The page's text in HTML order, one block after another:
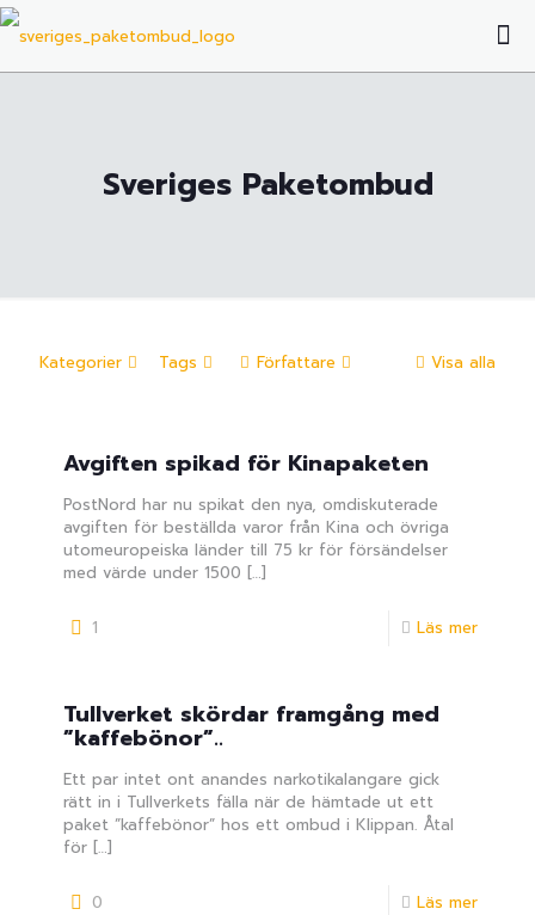
Sveriges Paketombud
Kategorier Tags Författare Visa alla
Avgiften spikad för Kinapaketen
PostNord har nu spikat den nya, omdiskuterade
avgiften för beställda varor från Kina och övriga
utomeuropeiska länder till 75 kr för försändelser
med värde under 1500 […]
1 Läs mer
Tullverket skördar framgång med
”kaffebönor”..
Ett par intet ont anandes narkotikalangare gick
rätt in i Tullverkets fälla när de hämtade ut ett
paket ”kaffebönor” hos ett ombud i Klippan. Åtal
för […]
0 Läs mer